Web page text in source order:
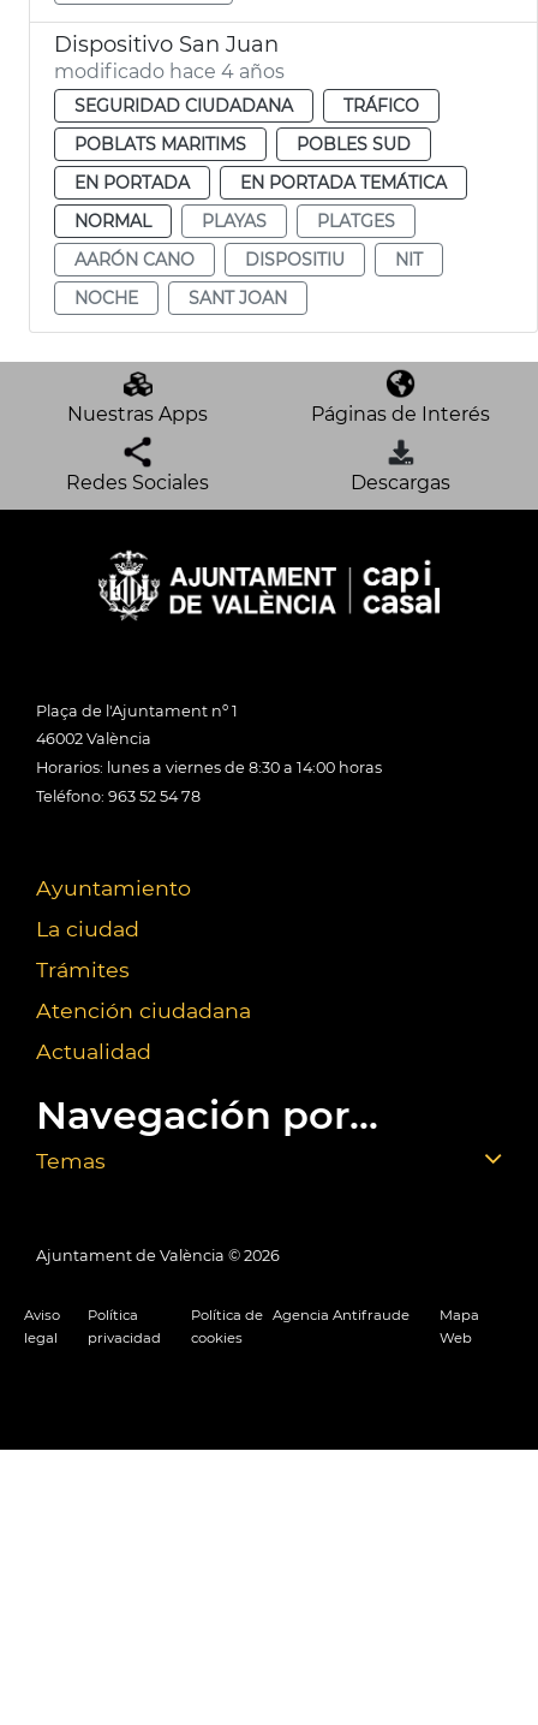
Dispositivo San Juan
modificado hace 4 años
SEGURIDAD CIUDADANA
TRÁFICO
POBLATS MARITIMS
POBLES SUD
EN PORTADA
EN PORTADA TEMÁTICA
NORMAL
PLAYAS
PLATGES
AARÓN CANO
DISPOSITIU
NIT
NOCHE
SANT JOAN
Nuestras Apps Páginas de Interés
Redes Sociales Descargas
Plaça de l'Ajuntament nº 1
46002 València
Horarios: lunes a viernes de 8:30 a 14:00 horas
Teléfono: 963 52 54 78
Ayuntamiento
La ciudad
Trámites
Atención ciudadana
Actualidad
Navegación por...
Temas
Ajuntament de València © 2026
Aviso
legal
Política
privacidad
Política de
cookies
Agencia Antifraude
Mapa
Web